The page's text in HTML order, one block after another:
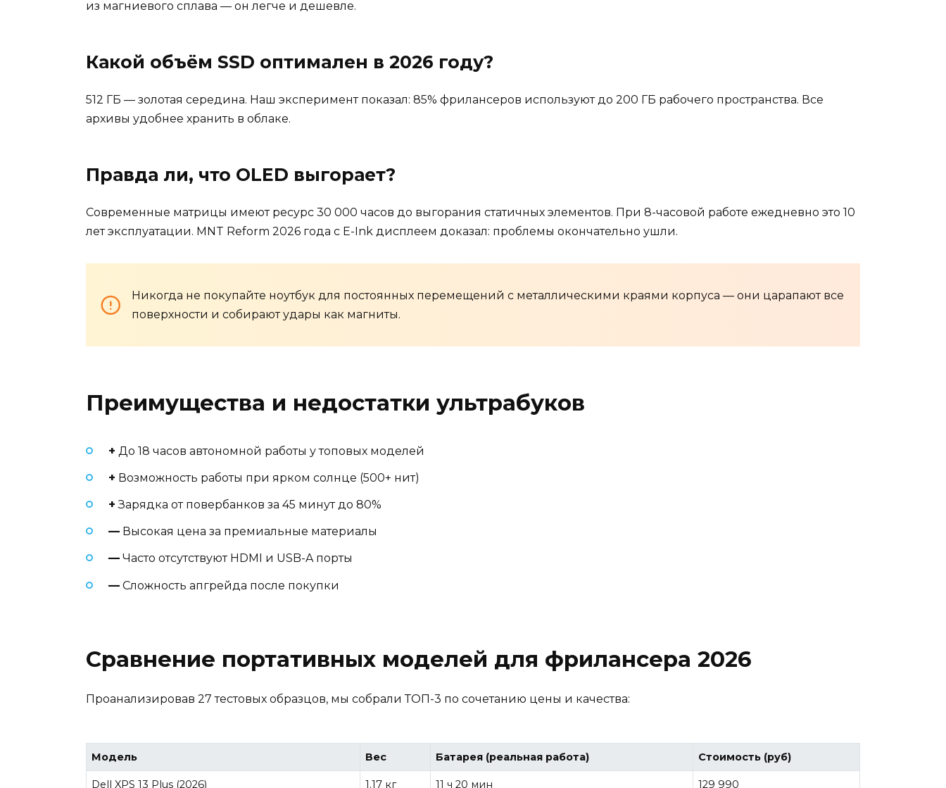
из магниевого сплава — он легче и дешевле.
Какой объём SSD оптимален в 2026 году?
512 ГБ — золотая середина. Наш эксперимент показал: 85% фрилансеров используют до 200 ГБ рабочего пространства. Все
архивы удобнее хранить в облаке.
Правда ли, что OLED выгорает?
Современные матрицы имеют ресурс 30 000 часов до выгорания статичных элементов. При 8-часовой работе ежедневно это 10
лет эксплуатации. MNT Reform 2026 года с E-Ink дисплеем доказал: проблемы окончательно ушли.
Никогда не покупайте ноутбук для постоянных перемещений с металлическими краями корпуса — они царапают все
поверхности и собирают удары как магниты.
Преимущества и недостатки ультрабуков
+ До 18 часов автономной работы у топовых моделей
+ Возможность работы при ярком солнце (500+ нит)
+ Зарядка от повербанков за 45 минут до 80%
— Высокая цена за премиальные материалы
— Часто отсутствуют HDMI и USB-A порты
— Сложность апгрейда после покупки
Сравнение портативных моделей для фрилансера 2026
Проанализировав 27 тестовых образцов, мы собрали ТОП-3 по сочетанию цены и качества:
Модель Вес Батарея (реальная работа) Стоимость (руб)
Dell XPS 13 Plus (2026) 1.17 кг 11 ч 20 мин 129 990